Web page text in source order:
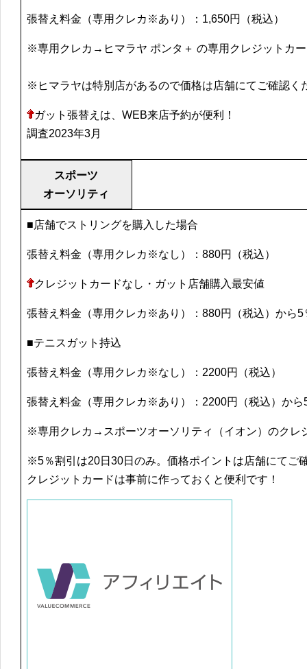
張替え料金（専用クレカ※あり）：1,650円（税込）
※専用クレカ→ヒマラヤ ポンタ＋ の専用クレジットカ
※ヒマラヤは特別店があるので価格は店舗にてご確認く
ガット張替えは、WEB来店予約が便利！
調査2023年3月
スポーツ
オーソリティ
■店舗でストリングを購入した場合
張替え料金（専用クレカ※なし）：880円（税込）
クレジットカードなし・ガット店舗購入最安値
張替え料金（専用クレカ※あり）：880円（税込）から
■テニスガット持込
張替え料金（専用クレカ※なし）：2200円（税込）
張替え料金（専用クレカ※あり）：2200円（税込）か
※専用クレカ→スポーツオーソリティ（イオン）のクレ
※5％割引は20日30日のみ。価格ポイントは店舗にてご
クレジットカードは事前に作っておくと便利です！